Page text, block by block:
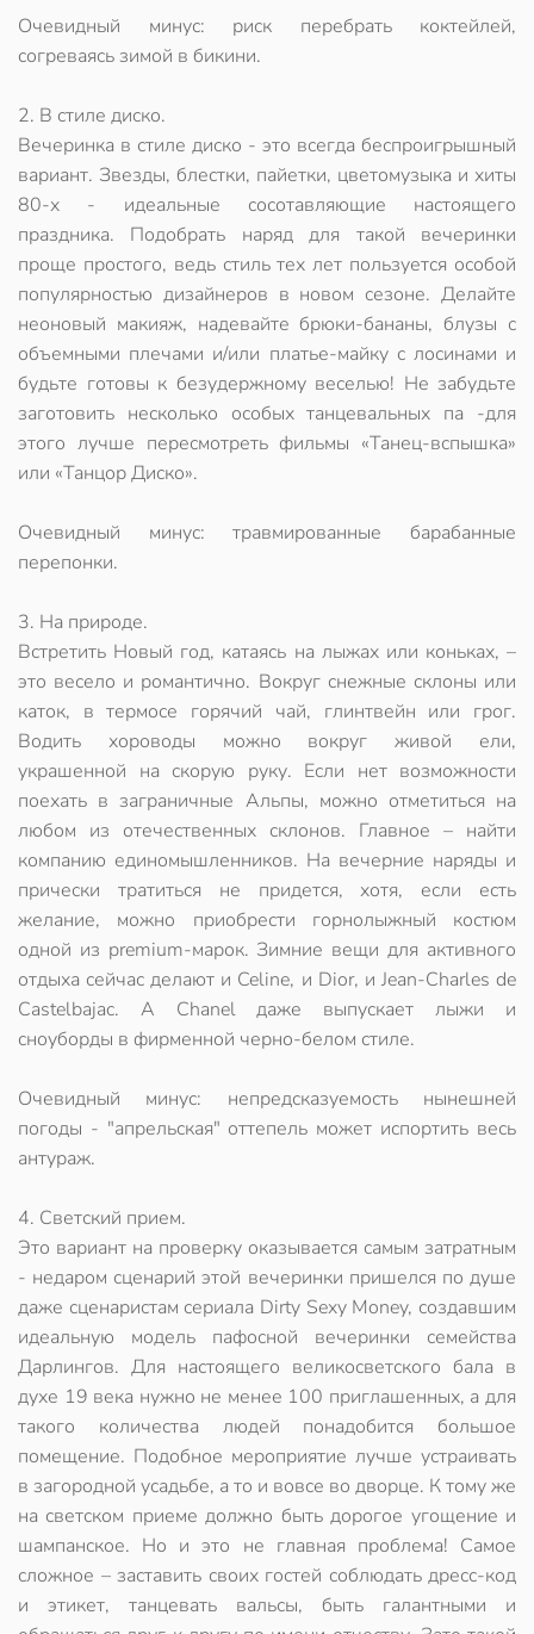
Очевидный минус: риск перебрать коктейлей,
согреваясь зимой в бикини.
2. В стиле диско.
Вечеринка в стиле диско - это всегда беспроигрышный
вариант. Звезды, блестки, пайетки, цветомузыка и хиты
80-х - идеальные сосотавляющие настоящего
праздника. Подобрать наряд для такой вечеринки
проще простого, ведь стиль тех лет пользуется особой
популярностью дизайнеров в новом сезоне. Делайте
неоновый макияж, надевайте брюки-бананы, блузы с
объемными плечами и/или платье-майку с лосинами и
будьте готовы к безудержному веселью! Не забудьте
заготовить несколько особых танцевальных па -для
этого лучше пересмотреть фильмы «Танец-вспышка»
или «Танцор Диско».
Очевидный минус: травмированные барабанные
перепонки.
3. На природе.
Встретить Новый год, катаясь на лыжах или коньках, –
это весело и романтично. Вокруг снежные склоны или
каток, в термосе горячий чай, глинтвейн или грог.
Водить хороводы можно вокруг живой ели,
украшенной на скорую руку. Если нет возможности
поехать в заграничные Альпы, можно отметиться на
любом из отечественных склонов. Главное – найти
компанию единомышленников. На вечерние наряды и
прически тратиться не придется, хотя, если есть
желание, можно приобрести горнолыжный костюм
одной из premium-марок. Зимние вещи для активного
отдыха сейчас делают и Celine, и Dior, и Jean-Charles de
Castelbajac. А Chanel даже выпускает лыжи и
сноуборды в фирменной черно-белом стиле.
Очевидный минус: непредсказуемость нынешней
погоды - "апрельская" оттепель может испортить весь
антураж.
4. Светский прием.
Это вариант на проверку оказывается самым затратным
- недаром сценарий этой вечеринки пришелся по душе
даже сценаристам сериала Dirty Sexy Money, создавшим
идеальную модель пафосной вечеринки семейства
Дарлингов. Для настоящего великосветского бала в
духе 19 века нужно не менее 100 приглашенных, а для
такого количества людей понадобится большое
помещение. Подобное мероприятие лучше устраивать
в загородной усадьбе, а то и вовсе во дворце. К тому же
на светском приеме должно быть дорогое угощение и
шампанское. Но и это не главная проблема! Самое
сложное – заставить своих гостей соблюдать дресс-код
и этикет, танцевать вальсы, быть галантными и